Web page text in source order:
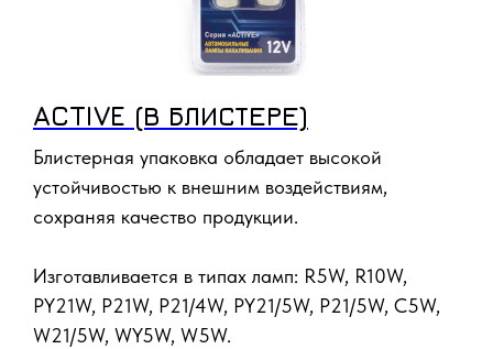
ACTIVE (В БЛИСТЕРЕ)
Блистерная упаковка обладает высокой
устойчивостью к внешним воздействиям,
сохраняя качество продукции.
Изготавливается в типах ламп: R5W, R10W,
PY21W, P21W, P21/4W, PY21/5W, P21/5W, C5W,
W21/5W, WY5W, W5W.